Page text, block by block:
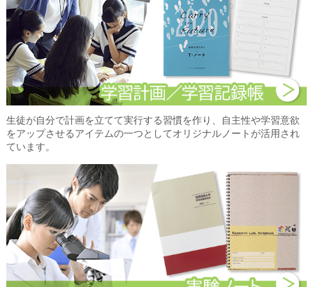
生徒が自分で計画を立てて実行する習慣を作り、自主性や学習意欲
をアップさせるアイテムの一つとしてオリジナルノートが活用され
ています。